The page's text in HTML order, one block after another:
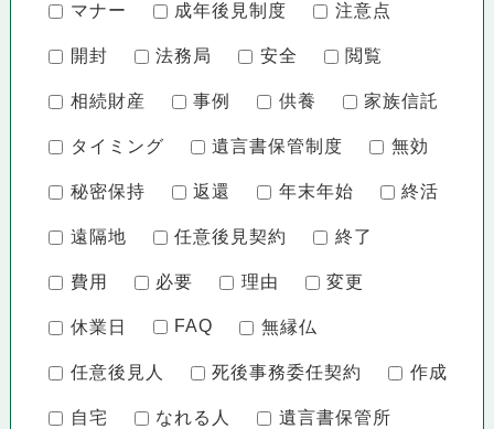
マナー 成年後見制度 注意点
開封 法務局 安全 閲覧
相続財産 事例 供養 家族信託
タイミング 遺言書保管制度 無効
秘密保持 返還 年末年始 終活
遠隔地 任意後見契約 終了
費用 必要 理由 変更
休業日 FAQ 無縁仏
任意後見人 死後事務委任契約 作成
自宅 なれる人 遺言書保管所